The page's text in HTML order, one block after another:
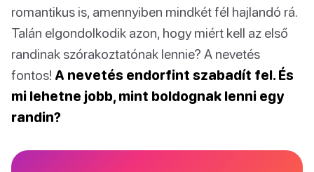
romantikus is, amennyiben mindkét fél hajlandó rá.
Talán elgondolkodik azon, hogy miért kell az első
randinak szórakoztatónak lennie? A nevetés
fontos! A nevetés endorfint szabadít fel. És
mi lehetne jobb, mint boldognak lenni egy
randin?